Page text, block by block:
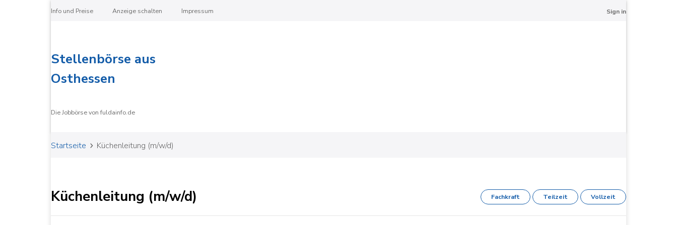
Info und Preise Anzeige schalten Impressum Sign in
Stellenbörse aus
Osthessen
Die Jobbörse von fuldainfo.de
Startseite Küchenleitung (m/w/d)
Küchenleitung (m/w/d) Fachkraft Teilzeit Vollzeit